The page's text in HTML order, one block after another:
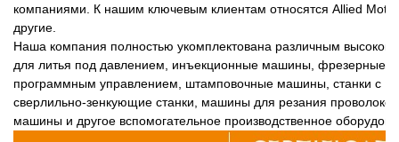
компаниями. К нашим ключевым клиентам относятся Allied
другие.
Наша компания полностью укомплектована различным
для литья под давлением, инъекционные машины, фрезерные
программным управлением, штамповочные машины, станки с
сверлильно-зенкующие станки, машины для резания
машины и другое вспомогательное производственное